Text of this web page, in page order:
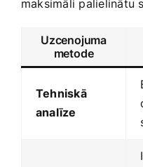
maksimāli palielinātu
Uzcenojuma
metode
Tehniskā
analīze